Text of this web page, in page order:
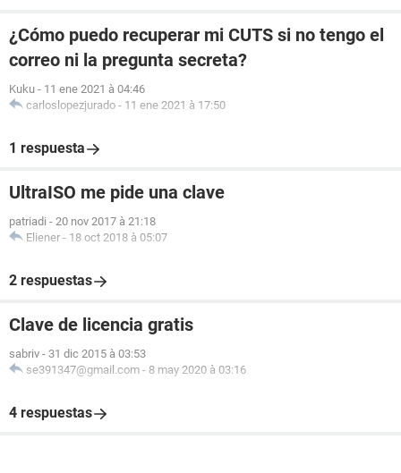
¿Cómo puedo recuperar mi CUTS si no tengo el
correo ni la pregunta secreta?
Kuku - 11 ene 2021 à 04:46
carloslopezjurado - 11 ene 2021 à 17:50
1 respuesta
UltraISO me pide una clave
patriadi - 20 nov 2017 à 21:18
Eliener - 18 oct 2018 à 05:07
2 respuestas
Clave de licencia gratis
sabriv - 31 dic 2015 à 03:53
se391347@gmail.com - 8 may 2020 à 03:16
4 respuestas